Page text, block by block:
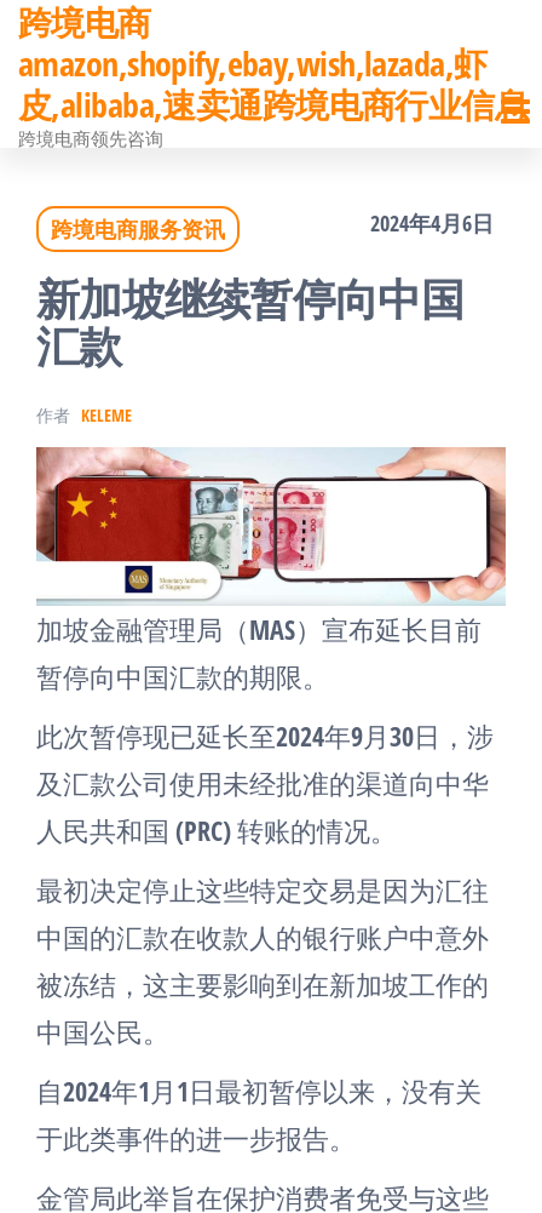
前
往
内
跨境电商
amazon,shopify,ebay,wish,lazada,虾
皮,alibaba,速卖通跨境电商行业信息
跨境电商领先咨询
跨境电商服务资讯 2024年4月6日
新加坡继续暂停向中国
汇款
作者 KELEME
加坡金融管理局（MAS）宣布延长目前
暂停向中国汇款的期限。
此次暂停现已延长至2024年9月30日，涉
及汇款公司使用未经批准的渠道向中华
人民共和国 (PRC) 转账的情况。
最初决定停止这些特定交易是因为汇往
中国的汇款在收款人的银行账户中意外
被冻结，这主要影响到在新加坡工作的
中国公民。
自2024年1月1日最初暂停以来，没有关
于此类事件的进一步报告。
金管局此举旨在保护消费者免受与这些